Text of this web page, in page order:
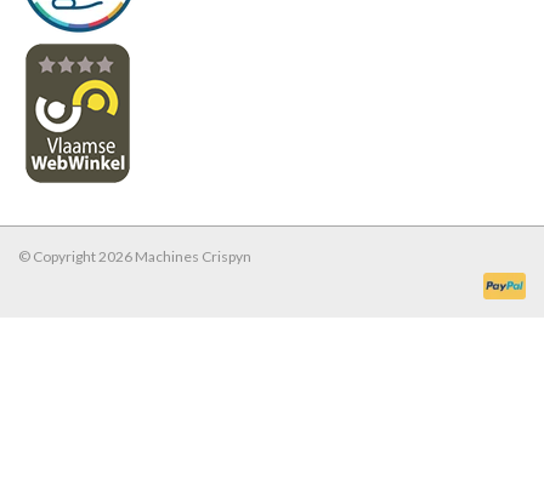
© Copyright 2026 Machines Crispyn